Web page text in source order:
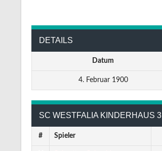
DETAILS
Datum
4. Februar 1900
SC WESTFALIA KINDERHAUS 3
# Spieler